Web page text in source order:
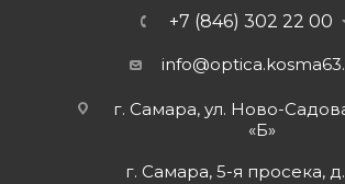
+7 (846) 302 22 00
г. Самара, ул. Ново-
«Б»
г. Самара, 5-я просека,